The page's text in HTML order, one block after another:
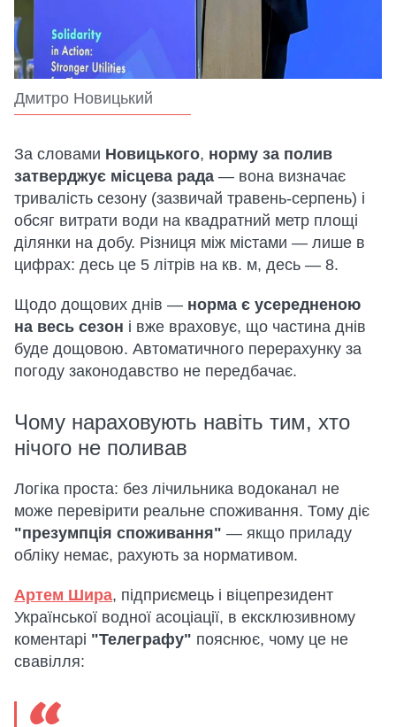
Дмитро Новицький
За словами Новицького, норму за полив
затверджує місцева рада — вона визначає
тривалість сезону (зазвичай травень-серпень) і
обсяг витрати води на квадратний метр площі
ділянки на добу. Різниця між містами — лише в
цифрах: десь це 5 літрів на кв. м, десь — 8.
Щодо дощових днів — норма є усередненою
на весь сезон і вже враховує, що частина днів
буде дощовою. Автоматичного перерахунку за
погоду законодавство не передбачає.
Чому нараховують навіть тим, хто
нічого не поливав
Логіка проста: без лічильника водоканал не
може перевірити реальне споживання. Тому діє
"презумпція споживання" — якщо приладу
обліку немає, рахують за нормативом.
Артем Шира, підприємець і віцепрезидент
Української водної асоціації, в ексклюзивному
коментарі "Телеграфу" пояснює, чому це не
свавілля: